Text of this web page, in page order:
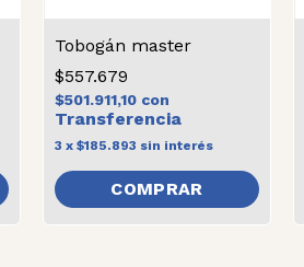
Tobogán master
$557.679
$501.911,10 con
3 x $185.893 sin interés